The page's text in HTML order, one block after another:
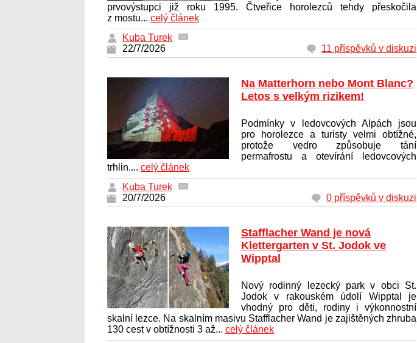
prvovýstupci již roku 1995. Čtveřice horolezců tehdy přeskočila
z mostu... celý článek
Kuba Turek
22/7/2026
11 příspěvků v diskuzi
Na Matterhorn nebo Mont Blanc?
Letos s velkým rizikem!
Podmínky v ledovcových Alpách jsou
pro horolezce a turisty velmi obtížné,
protože vedro způsobuje tání
permafrostu a otevírání ledovcových
trhlin.... celý článek
Kuba Turek
20/7/2026
0 příspěvků v diskuzi
Stafflacher Wand je nová
Klettergarten v St. Jodok ve
Wipptal
Nový rodinný lezecký park v obci St.
Jodok v rakouském údolí Wipptal je
vhodný pro děti, rodiny i výkonnostní
skalní lezce. Na skalním masivu Stafflacher Wand je zajištěných zhruba
130 cest v obtížnosti 3 až... celý článek